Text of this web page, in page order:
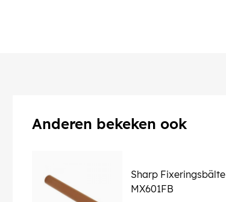
Anderen bekeken ook
Sharp Fixeringsbälte
MX601FB